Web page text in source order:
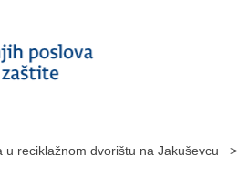
u reciklažnom dvorištu na Jakuševcu >